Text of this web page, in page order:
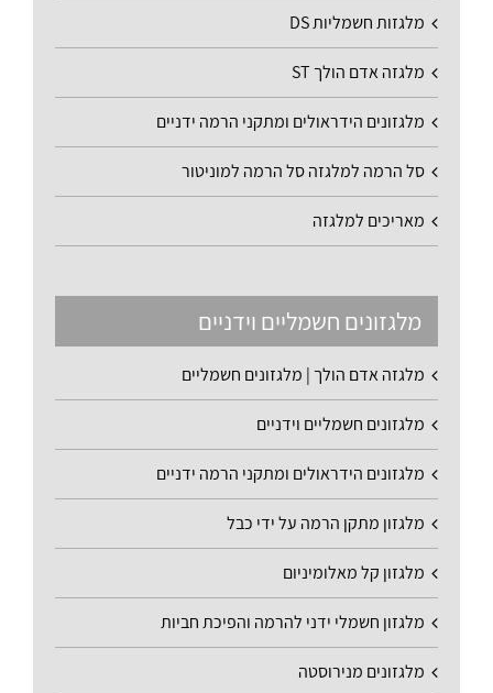
מלגזות חשמליות DS
מלגזה אדם הולך ST
מלגזונים הידראולים ומתקני הרמה ידניים
סל הרמה למלגזה סל הרמה למוניטור
מאריכים למלגזה
מלגזונים חשמליים וידניים
מלגזה אדם הולך | מלגזונים חשמליים
מלגזונים חשמליים וידניים
מלגזונים הידראולים ומתקני הרמה ידניים
מלגזון מתקן הרמה על ידי כבל
מלגזון קל מאלומיניום
מלגזון חשמלי ידני להרמה והפיכת חביות
מלגזונים מנירוסטה